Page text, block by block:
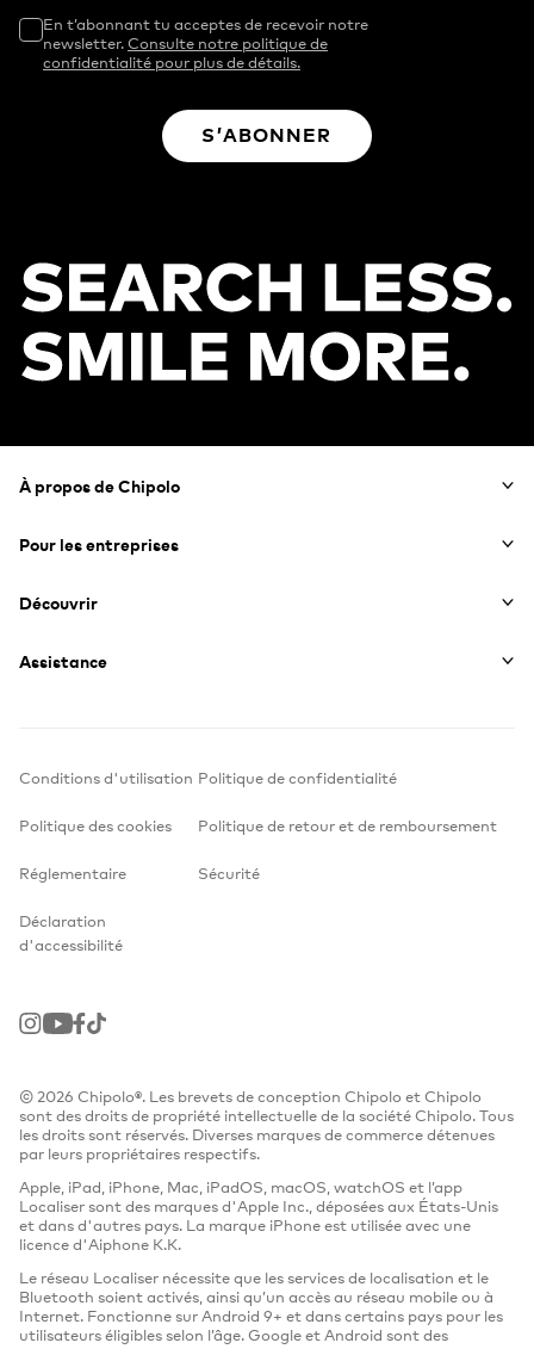
En t’abonnant tu acceptes de recevoir notre
newsletter.Consulte notre politique de
confidentialité pour plus de détails.
S’ABONNER
Footer
À propos de Chipolo
Pour les entreprises
Découvrir
Assistance
Conditions d'utilisation Politique de confidentialité
Politique des cookies Politique de retour et de remboursement
Réglementaire Sécurité
Déclaration
d'accessibilité
Instagram
YoutubeFacebook
TikTok
© 2026 Chipolo®. Les brevets de conception Chipolo et Chipolo
sont des droits de propriété intellectuelle de la société Chipolo. Tous
les droits sont réservés. Diverses marques de commerce détenues
par leurs propriétaires respectifs.
Apple, iPad, iPhone, Mac, iPadOS, macOS, watchOS et l’app
Localiser sont des marques d'Apple Inc., déposées aux États-Unis
et dans d'autres pays. La marque iPhone est utilisée avec une
licence d'Aiphone K.K.
Le réseau Localiser nécessite que les services de localisation et le
Bluetooth soient activés, ainsi qu’un accès au réseau mobile ou à
Internet. Fonctionne sur Android 9+ et dans certains pays pour les
utilisateurs éligibles selon l’âge. Google et Android sont des